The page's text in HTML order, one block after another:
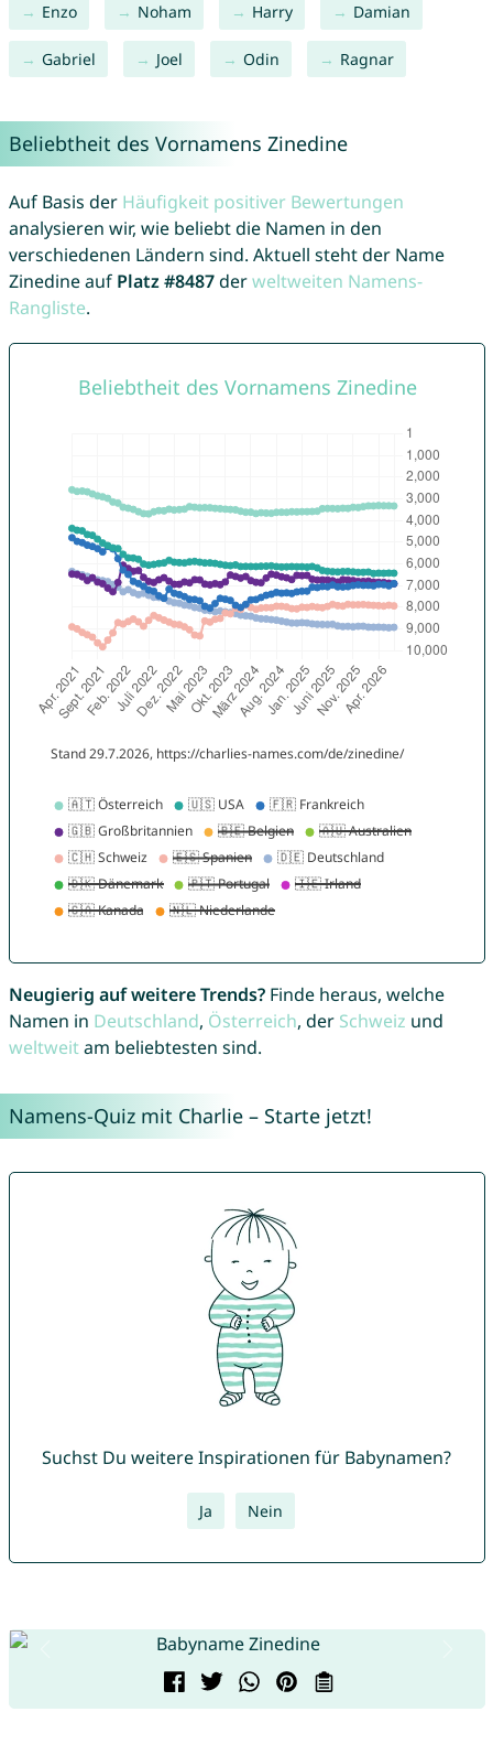
Enzo Noham Harry Damian
Gabriel Joel Odin Ragnar
Beliebtheit des Vornamens Zinedine
Auf Basis der Häufigkeit positiver Bewertungen
analysieren wir, wie beliebt die Namen in den
verschiedenen Ländern sind. Aktuell steht der Name
Zinedine auf Platz #8487derweltweiten Namens-
Rangliste.
Neugierig auf weitere Trends?Finde heraus, welche
Namen in Deutschland, Österreich, der Schweiz und
weltweitam beliebtesten sind.
Namens-Quiz mit Charlie – Starte jetzt!
Suchst Du weitere Inspirationen für Babynamen?
Ja Nein